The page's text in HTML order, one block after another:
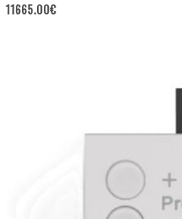
11665.00€